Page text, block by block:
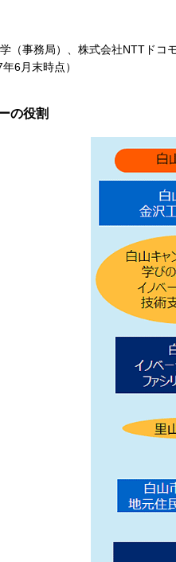
（事務局）、株式会社NTTドコ
6月末時点）
の役割